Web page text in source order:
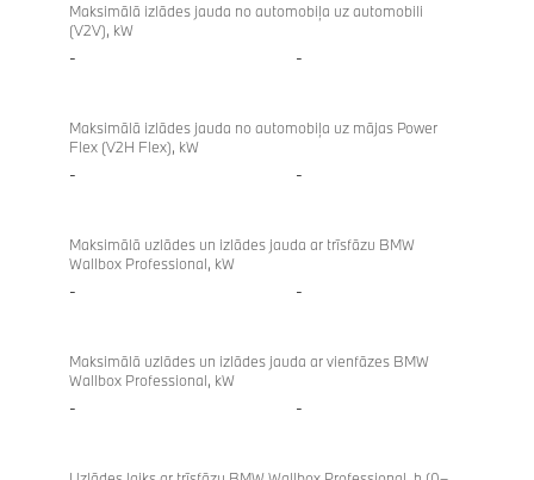
Maksimālā izlādes jauda no automobiļa uz automobili
(V2V), kW
- -
Maksimālā izlādes jauda no automobiļa uz mājas Power
Flex (V2H Flex), kW
- -
Maksimālā uzlādes un izlādes jauda ar trīsfāzu BMW
Wallbox Professional, kW
- -
Maksimālā uzlādes un izlādes jauda ar vienfāzes BMW
Wallbox Professional, kW
- -